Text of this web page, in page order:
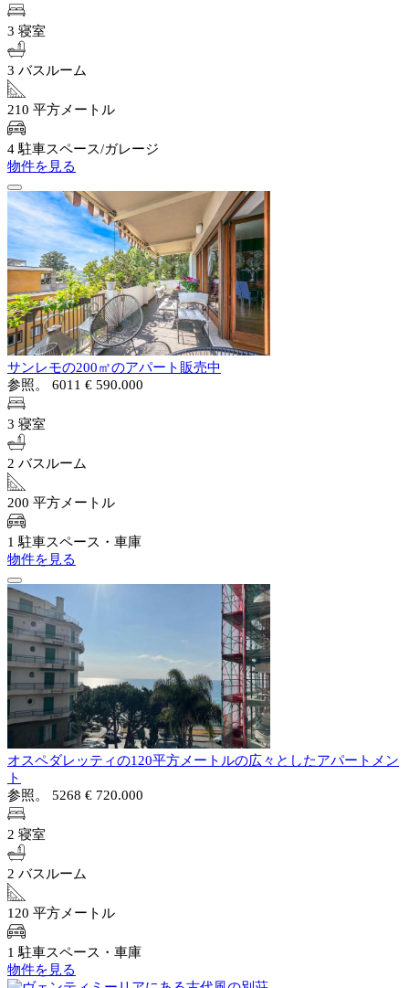
3 寝室
3 バスルーム
210 平方メートル
4 駐車スペース/ガレージ
物件を見る
サンレモの200㎡のアパート販売中
参照。 6011 € 590.000
3 寝室
2 バスルーム
200 平方メートル
1 駐車スペース・車庫
物件を見る
オスペダレッティの120平方メートルの広々としたアパートメン
ト
参照。 5268 € 720.000
2 寝室
2 バスルーム
120 平方メートル
1 駐車スペース・車庫
物件を見る